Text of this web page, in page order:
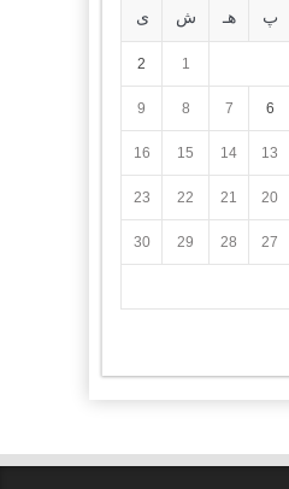
پ هـ ش ی
1
2
6
7
8
9
13
14
15
16
20
21
22
23
27
28
29
30